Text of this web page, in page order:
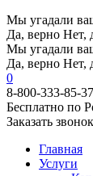
Мы угадали
Да, верно Нет,
Мы угадали
Да, верно Нет,
0
8-800-333-85-37
Бесплатно по
Заказать звонок
Главная
Услуги